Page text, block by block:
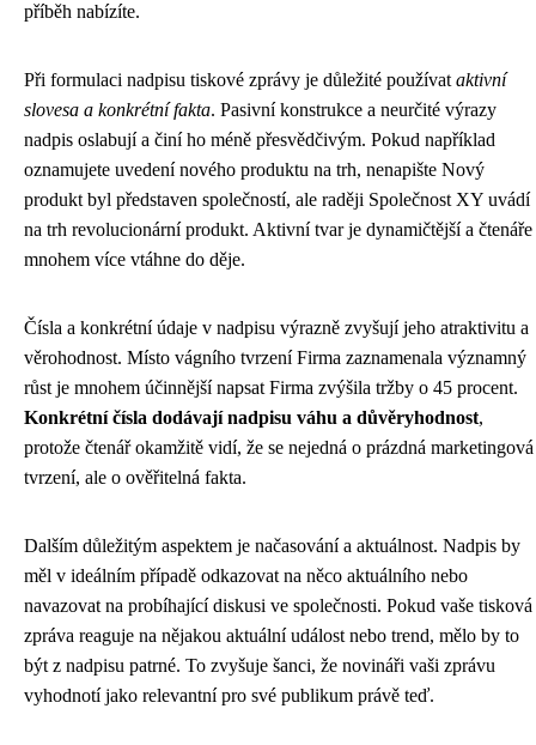
příběh nabízíte.
Při formulaci nadpisu tiskové zprávy je důležité používat aktivní
slovesa a konkrétní fakta. Pasivní konstrukce a neurčité výrazy
nadpis oslabují a činí ho méně přesvědčivým. Pokud například
oznamujete uvedení nového produktu na trh, nenapište Nový
produkt byl představen společností, ale raději Společnost XY uvádí
na trh revolucionární produkt. Aktivní tvar je dynamičtější a čtenáře
mnohem více vtáhne do děje.
Čísla a konkrétní údaje v nadpisu výrazně zvyšují jeho atraktivitu a
věrohodnost. Místo vágního tvrzení Firma zaznamenala významný
růst je mnohem účinnější napsat Firma zvýšila tržby o 45 procent.
Konkrétní čísla dodávají nadpisu váhu a důvěryhodnost,
protože čtenář okamžitě vidí, že se nejedná o prázdná marketingová
tvrzení, ale o ověřitelná fakta.
Dalším důležitým aspektem je načasování a aktuálnost. Nadpis by
měl v ideálním případě odkazovat na něco aktuálního nebo
navazovat na probíhající diskusi ve společnosti. Pokud vaše tisková
zpráva reaguje na nějakou aktuální událost nebo trend, mělo by to
být z nadpisu patrné. To zvyšuje šanci, že novináři vaši zprávu
vyhodnotí jako relevantní pro své publikum právě teď.